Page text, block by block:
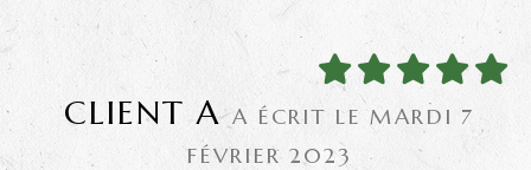
CLIENT A A ÉCRIT LE MARDI 7
FÉVRIER 2023